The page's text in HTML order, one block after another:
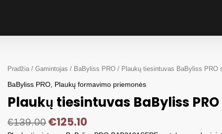
Pradžia /Gamintojas / BaByliss PRO / Plaukų tiesintuvas BaByliss PRO
BaByliss PRO Plaukų formavimo priemonės
Plaukų tiesintuvas BaByliss
€139.00 €125.10